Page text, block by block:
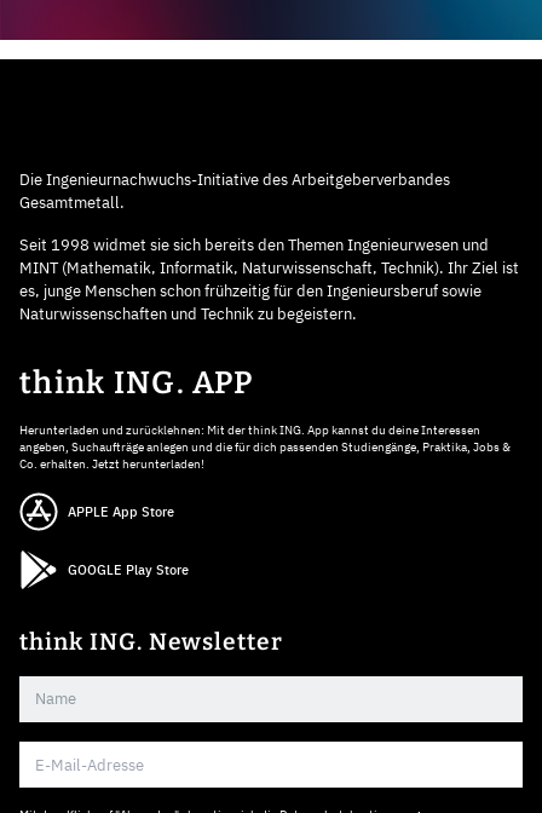
Die Ingenieurnachwuchs-Initiative des Arbeitgeberverbandes
Gesamtmetall.
Seit 1998 widmet sie sich bereits den Themen Ingenieurwesen und
MINT (Mathematik, Informatik, Naturwissenschaft, Technik). Ihr Ziel ist
es, junge Menschen schon frühzeitig für den Ingenieursberuf sowie
Naturwissenschaften und Technik zu begeistern.
think ING. APP
Herunterladen und zurücklehnen: Mit der think ING. App kannst du deine Interessen
angeben, Suchaufträge anlegen und die für dich passenden Studiengänge, Praktika, Jobs &
Co. erhalten. Jetzt herunterladen!
APPLE App Store
GOOGLE Play Store
think ING. Newsletter